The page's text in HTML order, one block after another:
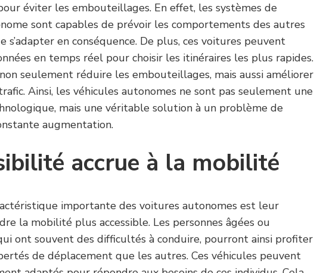
éviter les embouteillages. En effet, les systèmes de
sont capables de prévoir les comportements des autres
s’adapter en conséquence. De plus, ces voitures peuvent
en temps réel pour choisir les itinéraires les plus rapides.
seulement réduire les embouteillages, mais aussi améliorer
Ainsi, les véhicules autonomes ne sont pas seulement une
mais une véritable solution à un problème de
augmentation.
accrue à la mobilité
importante des voitures autonomes est leur
la mobilité plus accessible. Les personnes âgées ou
ont souvent des difficultés à conduire, pourront ainsi profiter
de déplacement que les autres. Ces véhicules peuvent